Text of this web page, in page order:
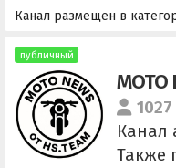
Канал размещен в
публичный
МОТО
Канал
Также